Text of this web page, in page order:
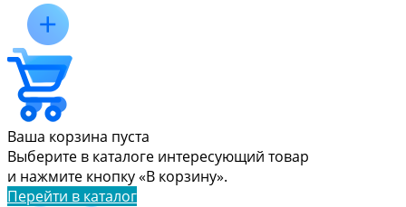
Ваша корзина пуста
Выберите в каталоге интересующий товар
и нажмите кнопку «В корзину».
Перейти в каталог